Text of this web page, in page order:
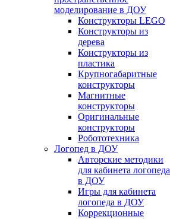
моделирование в ДОУ
Конструкторы LEGO
Конструкторы из
дерева
Конструкторы из
пластика
Крупногабаритные
конструкторы
Магнитные
конструкторы
Оригинальные
конструкторы
Робототехника
Логопед в ДОУ
Авторские методики
для кабинета логопеда
в ДОУ
Игры для кабинета
логопеда в ДОУ
Коррекционные